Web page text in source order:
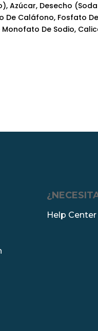
Azúcar, Desecho
De Caláfono, Fosfato
Monofato De Sodio,
Help Center